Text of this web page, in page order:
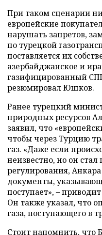
При таком сценарии
европейские
нарушать запретов,
по турецкой
поставляется их
азербайджанское и
газифицированный
резюмировал Юшков.
Ранее турецкий
природных ресурсов
заявил, что
чтобы через Турцию
газ. «Даже если
неизвестно, но он
регулирования,
документы,
поступает», –
Он также указал, что
газа, поступающего в
Стоит напомнить, что